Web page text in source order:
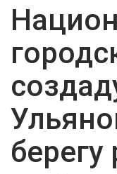
берегу